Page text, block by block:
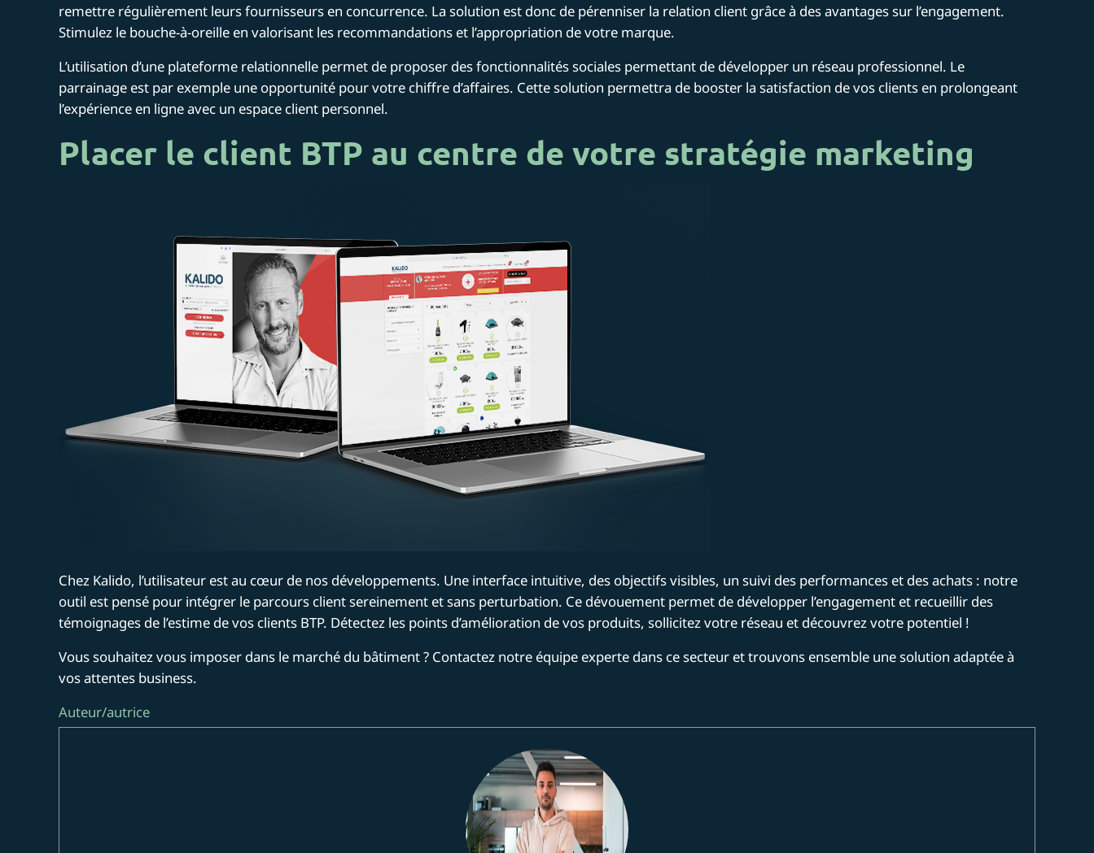
remettre régulièrement leurs fournisseurs en concurrence. La solution est donc de pérenniser la relation client grâce à des avantages sur l’engagement.
Stimulez le bouche-à-oreille en valorisant les recommandations et l’appropriation de votre marque.
L’utilisation d’une plateforme relationnelle permet de proposer des fonctionnalités sociales permettant de développer un réseau professionnel. Le
parrainage est par exemple une opportunité pour votre chiffre d’affaires. Cette solution permettra de booster la satisfaction de vos clients en prolongeant
l’expérience en ligne avec un espace client personnel.
Placer le client BTP au centre de votre stratégie marketing
Chez Kalido, l’utilisateur est au cœur de nos développements. Une interface intuitive, des objectifs visibles, un suivi des performances et des achats : notre
outil est pensé pour intégrer le parcours client sereinement et sans perturbation. Ce dévouement permet de développer l’engagement et recueillir des
témoignages de l’estime de vos clients BTP. Détectez les points d’amélioration de vos produits, sollicitez votre réseau et découvrez votre potentiel !
Vous souhaitez vous imposer dans le marché du bâtiment ? Contactez notre équipe experte dans ce secteur et trouvons ensemble une solution adaptée à
vos attentes business.
Auteur/autrice